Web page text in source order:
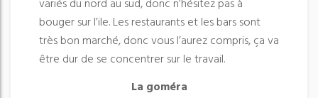
variés du nord au sud, donc n’hésitez pas à
bouger sur l’ile. Les restaurants et les bars sont
très bon marché, donc vous l’aurez compris, ça va
être dur de se concentrer sur le travail.
La goméra